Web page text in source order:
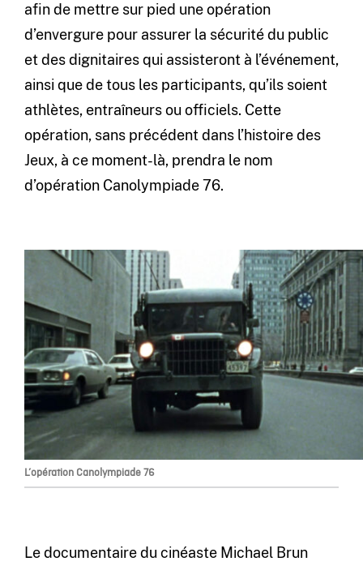
afin de mettre sur pied une opération
d’envergure pour assurer la sécurité du public
et des dignitaires qui assisteront à l’événement,
ainsi que de tous les participants, qu’ils soient
athlètes, entraîneurs ou officiels. Cette
opération, sans précédent dans l’histoire des
Jeux, à ce moment-là, prendra le nom
d’opération Canolympiade 76.
L’opération Canolympiade 76
Le documentaire du cinéaste Michael Brun